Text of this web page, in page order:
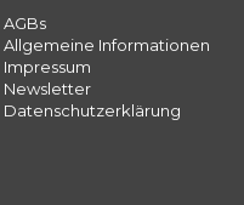
AGBs
Allgemeine Informationen
Impressum
Newsletter
Datenschutzerklärung